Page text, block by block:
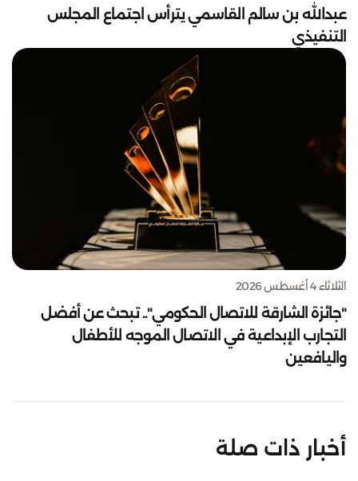
عبدالله بن سالم القاسمي يترأس اجتماع المجلس
التنفيذي
الثلاثاء 4 أغسطس 2026
"جائزة الشارقة للاتصال الحكومي".. تبحث عن أفضل
التجارب الإبداعية في الاتصال الموجه للأطفال
واليافعين
أخبار ذات صلة